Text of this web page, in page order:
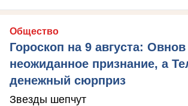
Общество
Гороскоп на 9 августа:
неожиданное признание, а
денежный сюрприз
Звезды шепчут